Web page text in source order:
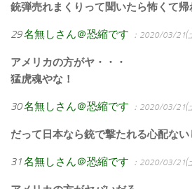
銃弾売れまくりって聞いたら怖くて
29名無しさん＠恐縮です ：2020/03/21(
アメリカの方がヤ・・・
猛虎魂やな！
30名無しさん＠恐縮です ：2020/03/21(
だって日本なら銃で撃たれる心配ない
31名無しさん＠恐縮です ：2020/03/21(